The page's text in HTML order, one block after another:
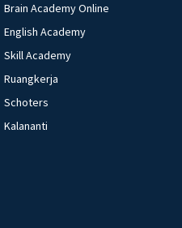
Brain Academy Online
English Academy
Skill Academy
Ruangkerja
Schoters
Kalananti